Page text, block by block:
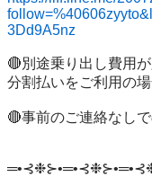
3Dd9A5nz
🔴別途乗り出し費用が
分割払いをご利用の
🔴事前のご連絡なし